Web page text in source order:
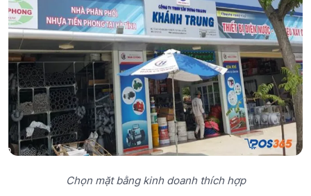
Chọn mặt bằng kinh doanh thích hợp